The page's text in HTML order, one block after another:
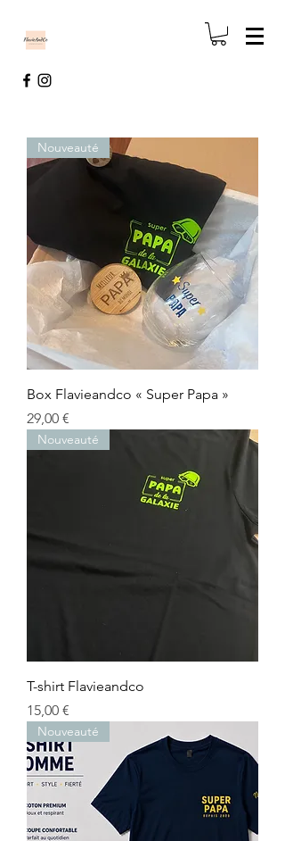
Nouveauté
Box Flavieandco « Super Papa »
Prix
29,00 €
Nouveauté
T-shirt Flavieandco
Prix
15,00 €
Nouveauté